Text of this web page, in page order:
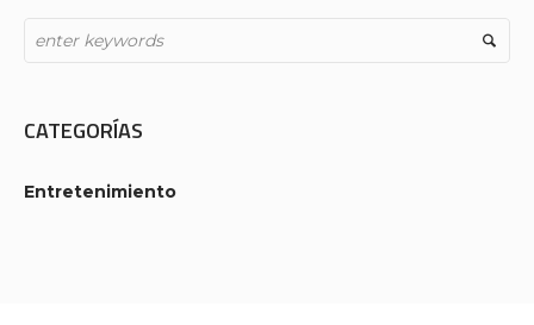
CATEGORÍAS
Entretenimiento